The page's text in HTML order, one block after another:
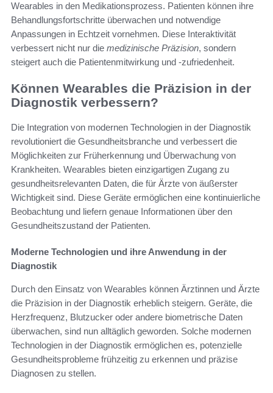
Wearables in den Medikationsprozess. Patienten können ihre
Behandlungsfortschritte überwachen und notwendige
Anpassungen in Echtzeit vornehmen. Diese Interaktivität
verbessert nicht nur die medizinische Präzision, sondern
steigert auch die Patientenmitwirkung und -zufriedenheit.
Können Wearables die Präzision in der
Diagnostik verbessern?
Die Integration von modernen Technologien in der Diagnostik
revolutioniert die Gesundheitsbranche und verbessert die
Möglichkeiten zur Früherkennung und Überwachung von
Krankheiten. Wearables bieten einzigartigen Zugang zu
gesundheitsrelevanten Daten, die für Ärzte von äußerster
Wichtigkeit sind. Diese Geräte ermöglichen eine kontinuierliche
Beobachtung und liefern genaue Informationen über den
Gesundheitszustand der Patienten.
Moderne Technologien und ihre Anwendung in der
Diagnostik
Durch den Einsatz von Wearables können Ärztinnen und Ärzte
die Präzision in der Diagnostik erheblich steigern. Geräte, die
Herzfrequenz, Blutzucker oder andere biometrische Daten
überwachen, sind nun alltäglich geworden. Solche modernen
Technologien in der Diagnostik ermöglichen es, potenzielle
Gesundheitsprobleme frühzeitig zu erkennen und präzise
Diagnosen zu stellen.